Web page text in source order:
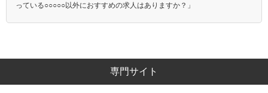
っている○○○○○以外におすすめの求人はありますか？」
専門サイト